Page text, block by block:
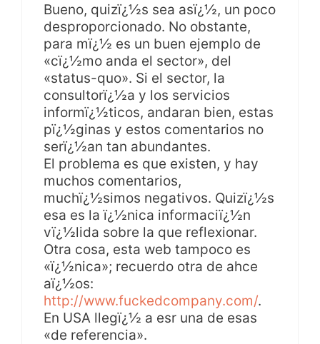
Bueno, quizï¿½s sea asï¿½, un poco
desproporcionado. No obstante,
para mï¿½ es un buen ejemplo de
«cï¿½mo anda el sector», del
«status-quo». Si el sector, la
consultorï¿½a y los servicios
informï¿½ticos, andaran bien, estas
pï¿½ginas y estos comentarios no
serï¿½an tan abundantes.
El problema es que existen, y hay
muchos comentarios,
muchï¿½simos negativos. Quizï¿½s
esa es la ï¿½nica informaciï¿½n
vï¿½lida sobre la que reflexionar.
Otra cosa, esta web tampoco es
«ï¿½nica»; recuerdo otra de ahce
aï¿½os:
http://www.fuckedcompany.com/.
En USA llegï¿½ a esr una de esas
«de referencia».